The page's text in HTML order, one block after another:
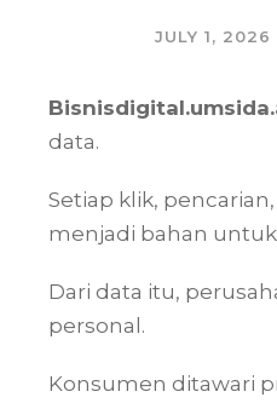
JULY 1, 2026
data.
Setiap klik,
menjadi bahan
Dari data itu,
personal.
Konsumen ditawari